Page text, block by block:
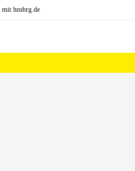
mit hnsbrg.de